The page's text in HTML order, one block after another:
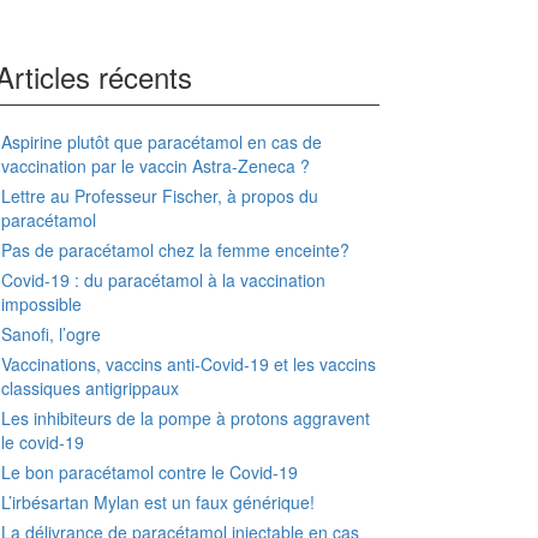
récents
Aspirine plutôt que paracétamol en cas de
vaccination par le vaccin Astra-Zeneca ?
Lettre au Professeur Fischer, à propos du
paracétamol
Pas de paracétamol chez la femme enceinte?
Covid-19 : du paracétamol à la vaccination
impossible
Sanofi, l’ogre
Vaccinations, vaccins anti-Covid-19 et les vaccins
classiques antigrippaux
Les inhibiteurs de la pompe à protons aggravent
le covid-19
Le bon paracétamol contre le Covid-19
L’irbésartan Mylan est un faux générique!
La délivrance de paracétamol injectable en cas